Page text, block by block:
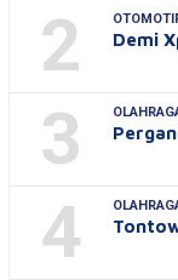
2 Demi
3
4